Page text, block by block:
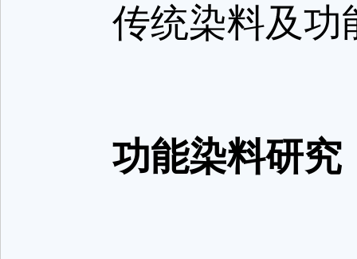
传统染料及功
功能染料研究